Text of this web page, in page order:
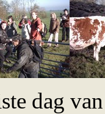
dag